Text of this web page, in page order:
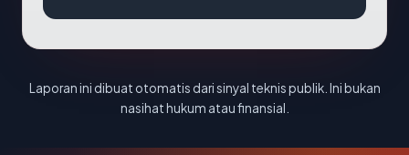
Laporan ini dibuat otomatis dari sinyal teknis publik. Ini bukan
nasihat hukum atau finansial.